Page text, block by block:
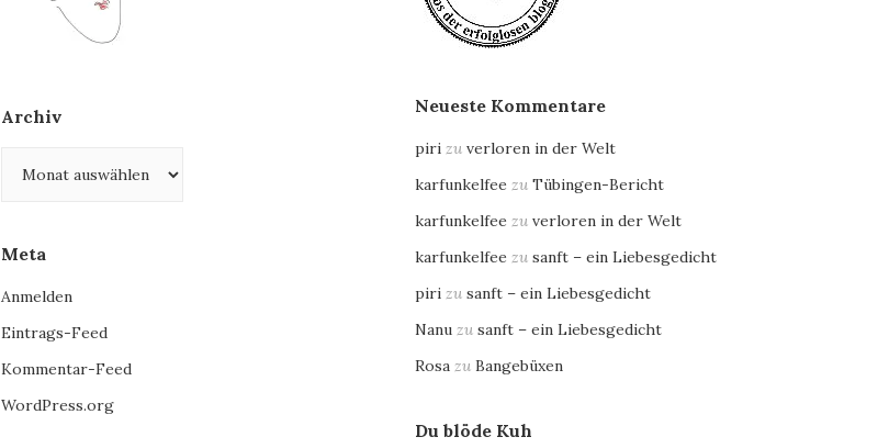
Archiv
Meta
Anmelden
Eintrags-Feed
Kommentar-Feed
WordPress.org
Neueste Kommentare
piri zuverloren in der Welt
karfunkelfee zuTübingen-Bericht
karfunkelfee zuverloren in der Welt
karfunkelfee zusanft – ein Liebesgedicht
piri zusanft – ein Liebesgedicht
Nanu zusanft – ein Liebesgedicht
Rosa zuBangebüxen
Du blöde Kuh